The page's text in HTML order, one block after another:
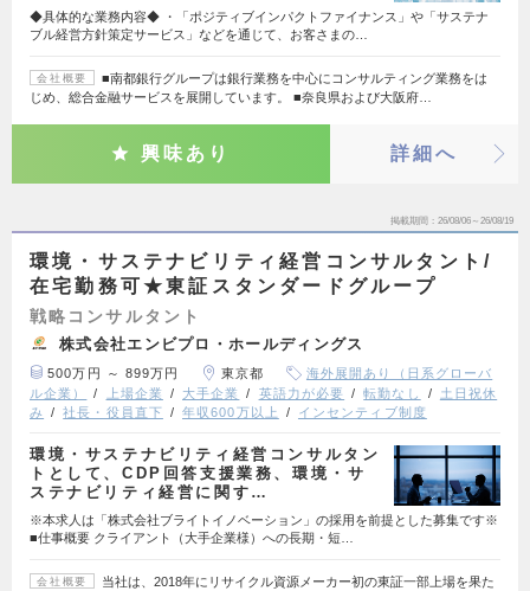
◆具体的な業務内容◆ ・「ポジティブインパクトファイナンス」や「サステナ
ブル経営方針策定サービス」などを通じて、お客さまの…
会社概要
■南都銀行グループは銀行業務を中心にコンサルティング業務をは
じめ、総合金融サービスを展開しています。 ■奈良県および大阪府…
興味あり 詳細へ
掲載期間 26/08/06～26/08/19
環境・サステナビリティ経営コンサルタント/
在宅勤務可★東証スタンダードグループ
戦略コンサルタント
株式会社エンビプロ・ホールディングス
500万円 ～ 899万円 東京都
海外展開あり（日系グローバ
ル企業）
上場企業 大手企業 英語力が必要 転勤なし
土日祝休
み
社長・役員直下 年収600万以上 インセンティブ制度
環境・サステナビリティ経営コンサルタン
トとして、CDP回答支援業務、環境・サ
ステナビリティ経営に関す…
※本求人は「株式会社ブライトイノベーション」の採用を前提とした募集です※
■仕事概要 クライアント（大手企業様）への長期・短…
会社概要
当社は、2018年にリサイクル資源メーカー初の東証一部上場を果た